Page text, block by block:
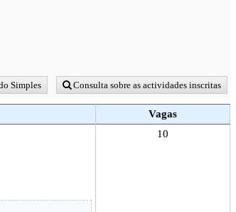
Simples Consulta sobre as actividades inscritas
Vagas
10